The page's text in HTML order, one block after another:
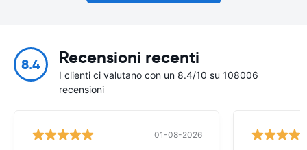
8.4 Recensioni recenti
I clienti ci valutano con un 8.4/10 su 108006
recensioni
01-08-2026